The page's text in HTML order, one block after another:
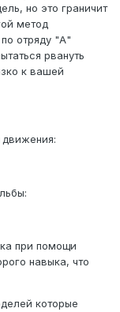
но это граничит
метод
отряду "А"
рвануть
к вашей
при помощи
навыка, что
которые